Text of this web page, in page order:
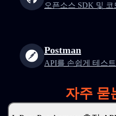
오픈소스 SDK 및
Postman
API를 손쉽게 테스
자주 묻